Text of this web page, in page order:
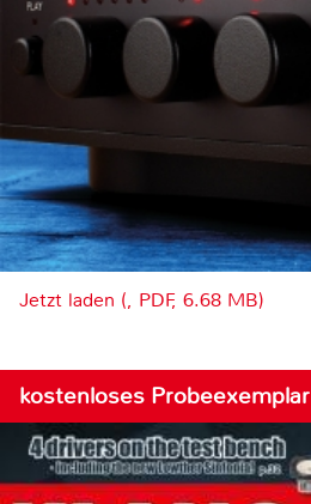
Jetzt laden (, PDF, 6.68 MB)
kostenloses Probeexemplar